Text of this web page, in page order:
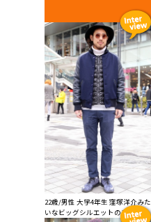
22歳/男性 大学4年生 窪塚洋介みた
いなビッグシルエットのス...